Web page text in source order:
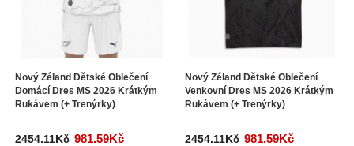
Nový Zéland Dětské Oblečení
Domácí Dres MS 2026 Krátkým
Rukávem (+ Trenýrky)
2454.11Kč 981.59Kč
Nový Zéland Dětské Oblečení
Venkovní Dres MS 2026 Krátkým
Rukávem (+ Trenýrky)
2454.11Kč 981.59Kč